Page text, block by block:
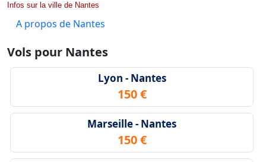
Infos sur la ville de Nantes
A propos de Nantes
Vols pour Nantes
Lyon - Nantes
150 €
Marseille - Nantes
150 €